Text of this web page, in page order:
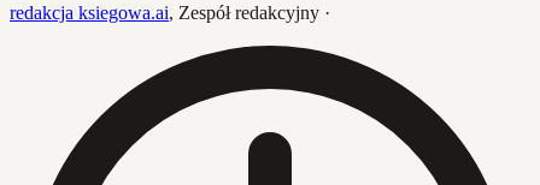
redakcja ksiegowa.ai, Zespół redakcyjny ·